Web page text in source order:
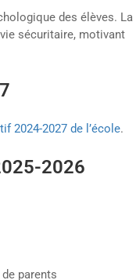
des élèves. La
sécuritaire, motivant
2024-2027 de l’école.
2026
parents